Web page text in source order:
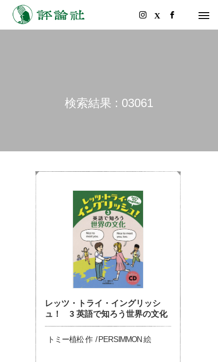
検索結果 : 03061
レッツ・トライ・イングリッシ
ュ！ 3 英語で知ろう世界の文化
トミー植松 作 / PERSIMMON 絵